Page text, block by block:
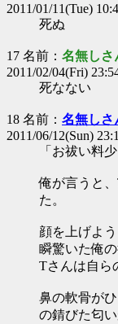
2011/01/11(Tue)
死ぬ
17 名前： 名無しさ
2011/02/04(Fri)
死なない
18 名前： 名無しさ
2011/06/12(Sun)
「お祓い料
俺が言うと
た。
顔を上げよ
瞬驚いた俺
Tさんは自ら
鼻の軟骨が
の錆びた匂